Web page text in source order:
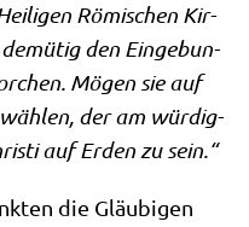
Römi­schen Kir­
demü­tig den Ein­ge­bun­
Mögen sie auf
der am wür­dig­
auf Erden zu sein.“
die Gläu­bi­gen